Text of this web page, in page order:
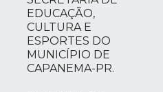
EDUCAÇÃO,
CULTURA E
ESPORTES DO
MUNICÍPIO DE
CAPANEMA-PR.